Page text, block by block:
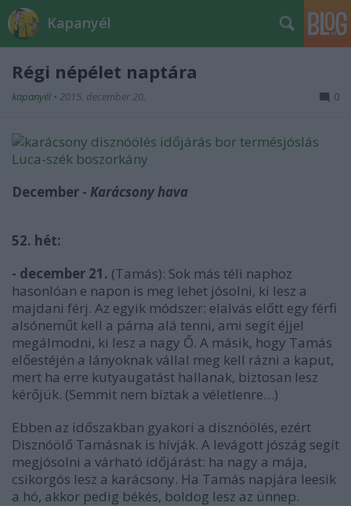
Kapanyél
Régi népélet naptára
kapanyél • 2015. december 20. 0
December - Karácsony hava
52. hét:
- december 21. (Tamás): Sok más téli naphoz
hasonlóan e napon is meg lehet jósolni, ki lesz a
majdani férj. Az egyik módszer: elalvás előtt egy férfi
alsóneműt kell a párna alá tenni, ami segít éjjel
megálmodni, ki lesz a nagy Ő. A másik, hogy Tamás
előestéjén a lányoknak vállal meg kell rázni a kaput,
mert ha erre kutyaugatást hallanak, biztosan lesz
kérőjük. (Semmit nem bíztak a véletlenre…)
Ebben az időszakban gyakori a disznóölés, ezért
Disznóölő Tamásnak is hívják. A levágott jószág segít
megjósolni a várható időjárást: ha nagy a mája,
csikorgós lesz a karácsony. Ha Tamás napjára leesik
a hó, akkor pedig békés, boldog lesz az ünnep.